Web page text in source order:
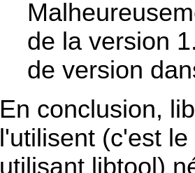
de la version
de version
En conclusion,
l'utilisent (c'est
utilisant libtool)